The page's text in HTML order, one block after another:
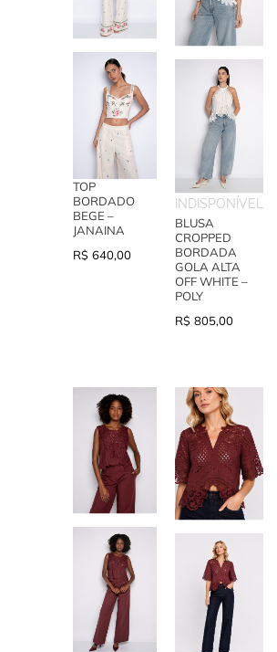
TOP
BORDADO
BEGE –
JANAINA
R$ 640,00
INDISPONÍVEL
BLUSA
CROPPED
BORDADA
GOLA ALTA
OFF WHITE –
POLY
R$ 805,00